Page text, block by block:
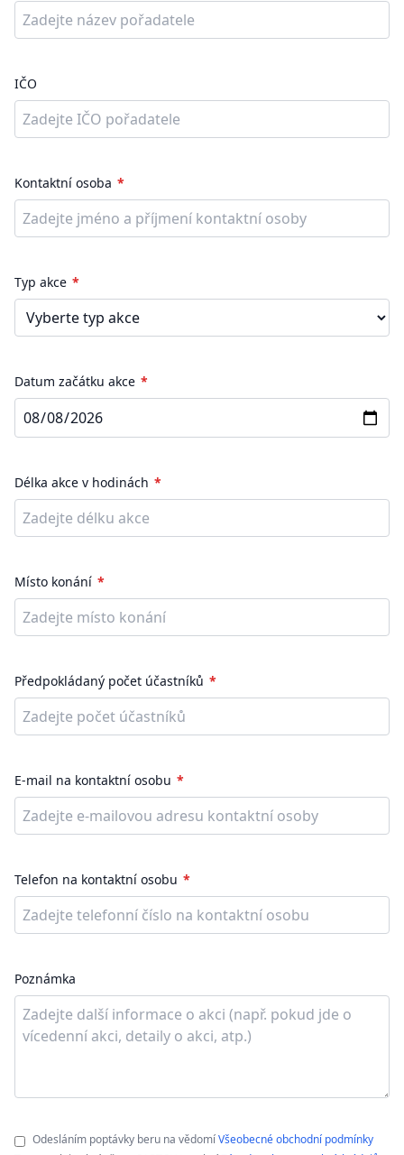
IČO
Kontaktní osoba
Typ akce
Datum začátku akce
Délka akce v hodinách
Místo konání
Předpokládaný počet účastníků
E-mail na kontaktní osobu
Telefon na kontaktní osobu
Poznámka
Odesláním poptávky beru na vědomíVšeobecné obchodní podmínky